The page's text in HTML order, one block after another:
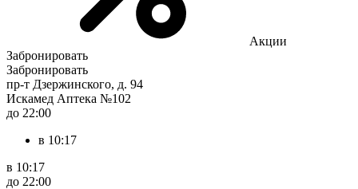
Акции
Забронировать
Забронировать
пр-т Дзержинского, д. 94
Искамед Аптека №102
до 22:00
в 10:17
в 10:17
до 22:00